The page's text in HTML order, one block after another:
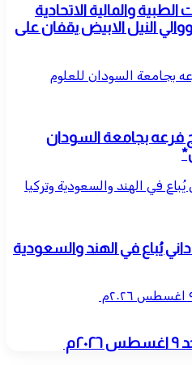
والمالية الاتحادية
النيل الابيض يقفان على
بجامعة السودان للعلوم
فرعه بجامعة السودان
في الهند والسعودية وتركيا
يُباع في الهند والسعودية